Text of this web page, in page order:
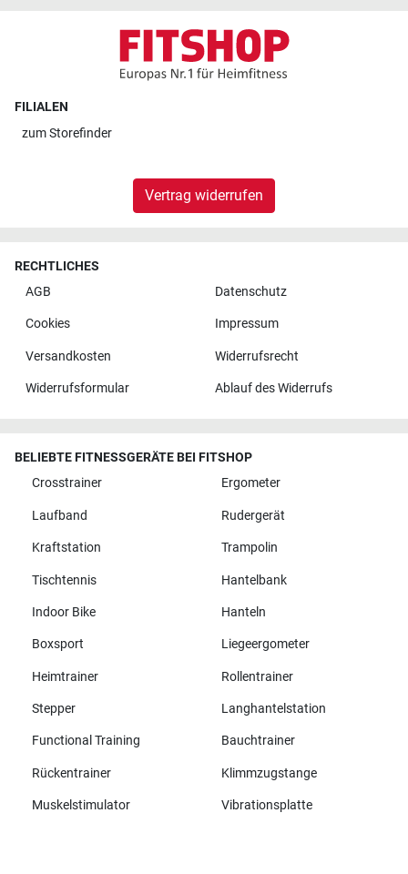
FILIALEN
zumStorefinder
Vertrag widerrufen
RECHTLICHES
AGB
Datenschutz
Cookies Impressum
Versandkosten Widerrufsrecht
Widerrufsformular Ablauf des Widerrufs
BELIEBTE FITNESSGERÄTE BEI FITSHOP
Crosstrainer
Ergometer
Laufband Rudergerät
Kraftstation Trampolin
Tischtennis Hantelbank
Indoor Bike Hanteln
Boxsport Liegeergometer
Heimtrainer Rollentrainer
Stepper Langhantelstation
Functional Training Bauchtrainer
Rückentrainer Klimmzugstange
Muskelstimulator Vibrationsplatte